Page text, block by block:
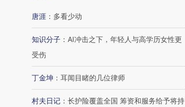
唐涯 ： 多看少动
知识分子 ： AI冲击之下，年轻人与高学历女性更
受伤
丁金坤 ： 耳闻目睹的几位律师
村夫日记 ： 长护险覆盖全国 筹资和服务给予将持